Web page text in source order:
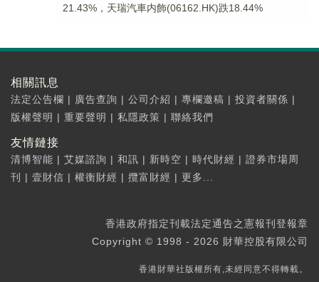
21.43%，天瑞汽車内飾(06162.HK)跌18.44%
相關訊息
法定公告欄 | 廣告查詢 | 公司介紹 | 專欄邀稿 | 投資者關係 |
版權聲明 | 重要聲明 | 私隱政策 | 聯絡我們
友情鏈接
清博智能 | 艾媒諮詢 | 和訊 | 新時空 | 時代財經 | 證券市場周
刊
| 壹財信 | 權衡財經 | 攬富財經 | 更多...
香港政府指定刊載法定通告之憲報刊登報章
Copyright © 1998 - 2026 財華控股有限公司
香港財華社版權所有,未經同意不得轉載。